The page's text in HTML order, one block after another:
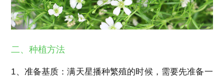
二、种植方法
1、准备基质：满天星播种繁殖的时候，需要先准备一